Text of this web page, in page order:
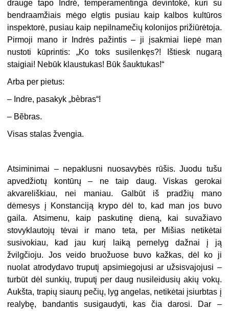
drauge tapo Indrė, temperamentinga devintokė, kuri su
bendraamžiais mėgo elgtis pusiau kaip kalbos kultūros
inspektorė, pusiau kaip nepilnamečių kolonijos prižiūrėtoja.
Pirmoji mano ir Indrės pažintis – ji įsakmiai liepė man
nustoti kūprintis: „Ko toks susilenkęs?! Ištiesk nugarą
staigiai! Nebūk klaustukas! Būk šauktukas!“
Arba per pietus:
– Indre, pasakyk „bèbras“!
– Bẽbras.
Visas stalas žvengia.
Atsiminimai – nepaklusni nuosavybės rūšis. Juodu tušu
apvedžiotų kontūrų – ne taip daug. Viskas gerokai
akvareliškiau, nei maniau. Galbūt iš pradžių mano
dėmesys į Konstanciją krypo dėl to, kad man jos buvo
gaila. Atsimenu, kaip paskutinę dieną, kai suvažiavo
stovyklautojų tėvai ir mano teta, per Mišias netikėtai
susivokiau, kad jau kurį laiką pernelyg dažnai į ją
žvilgčioju. Jos veido bruožuose buvo kažkas, dėl ko ji
nuolat atrodydavo truputį apsimiegojusi ar užsisvajojusi –
turbūt dėl sunkių, truputį per daug nusileidusių akių vokų.
Aukšta, trapių siaurų pečių, lyg angelas, netikėtai įsiurbtas į
realybę, bandantis susigaudyti, kas čia darosi. Dar –